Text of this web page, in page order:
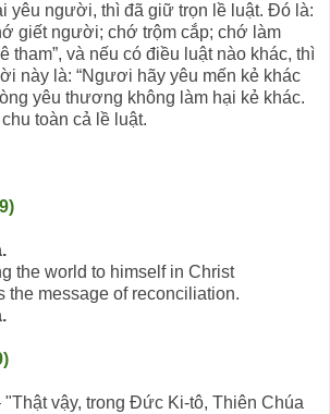
yêu người, thì đã giữ trọn lề luật. Ðó là:
giết người; chớ trộm cắp; chớ làm
tham”, và nếu có điều luật nào khác, thì
này là: “Ngươi hãy yêu mến kẻ khác
yêu thương không làm hại kẻ khác.
toàn cả lề luật.
the world to himself in Christ
the message of reconciliation.
"Thật vậy, trong Đức Ki-tô, Thiên Chúa